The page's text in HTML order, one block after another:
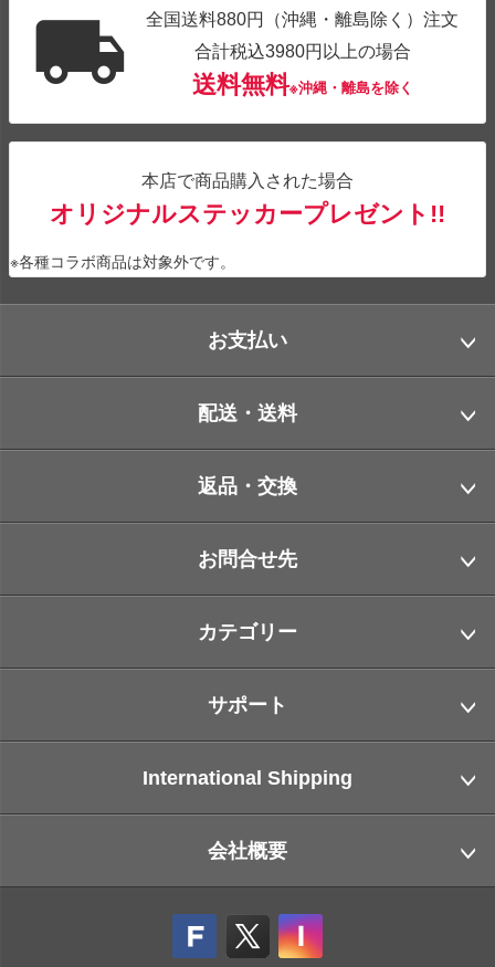
全国送料880円（沖縄・離島除く）注文
合計税込3980円以上の場合
送料無料※沖縄・離島を除く
本店で商品購入された場合
オリジナルステッカープレゼント!!
※各種コラボ商品は対象外です。
お支払い
配送・送料
返品・交換
お問合せ先
カテゴリー
サポート
International Shipping
会社概要